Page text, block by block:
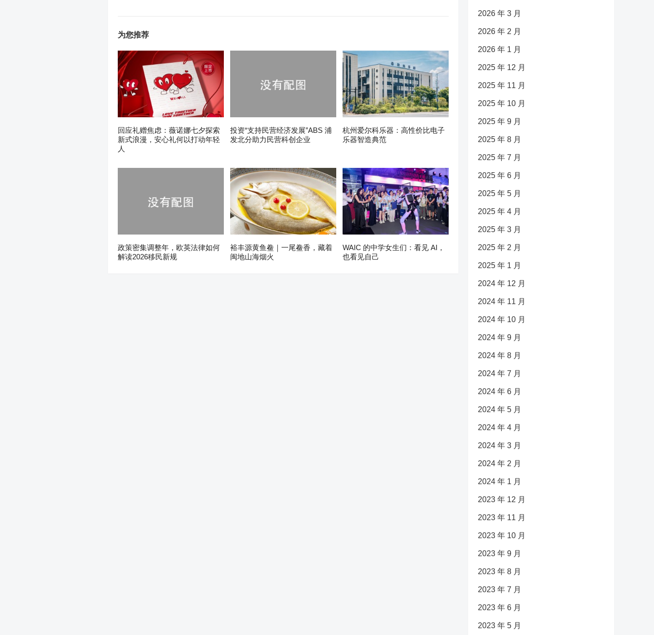
为您推荐
回应礼赠焦虑：薇诺娜七夕探索
新式浪漫，安心礼何以打动年轻
人
投资“支持民营经济发展”ABS 浦
发北分助力民营科创企业
杭州爱尔科乐器：高性价比电子
乐器智造典范
政策密集调整年，欧英法律如何
解读2026移民新规
裕丰源黄鱼鲞｜一尾鲞香，藏着
闽地山海烟火
WAIC 的中学女生们：看见 AI，
也看见自己
2026 年 3 月
2026 年 2 月
2026 年 1 月
2025 年 12 月
2025 年 11 月
2025 年 10 月
2025 年 9 月
2025 年 8 月
2025 年 7 月
2025 年 6 月
2025 年 5 月
2025 年 4 月
2025 年 3 月
2025 年 2 月
2025 年 1 月
2024 年 12 月
2024 年 11 月
2024 年 10 月
2024 年 9 月
2024 年 8 月
2024 年 7 月
2024 年 6 月
2024 年 5 月
2024 年 4 月
2024 年 3 月
2024 年 2 月
2024 年 1 月
2023 年 12 月
2023 年 11 月
2023 年 10 月
2023 年 9 月
2023 年 8 月
2023 年 7 月
2023 年 6 月
2023 年 5 月